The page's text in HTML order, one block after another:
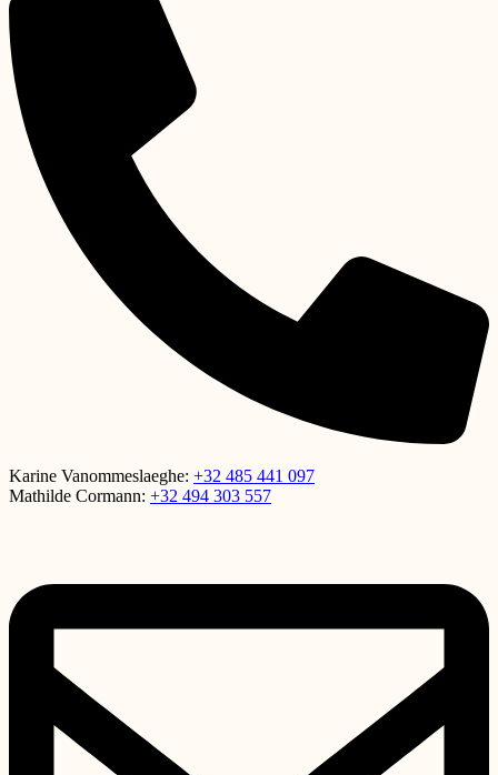
Karine Vanommeslaeghe: +32 485 441 097
Mathilde Cormann: +32 494 303 557